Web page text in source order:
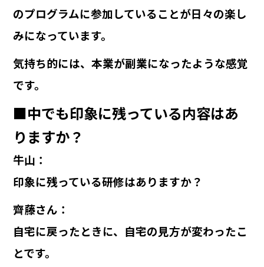
のプログラムに参加していることが日々の楽し
みになっています。
気持ち的には、本業が副業になったような感覚
です。
■中でも印象に残っている内容はあ
りますか？
牛山 ：
印象に残っている研修はありますか？
齊藤さん ：
自宅に戻ったときに、自宅の見方が変わったこ
とです。